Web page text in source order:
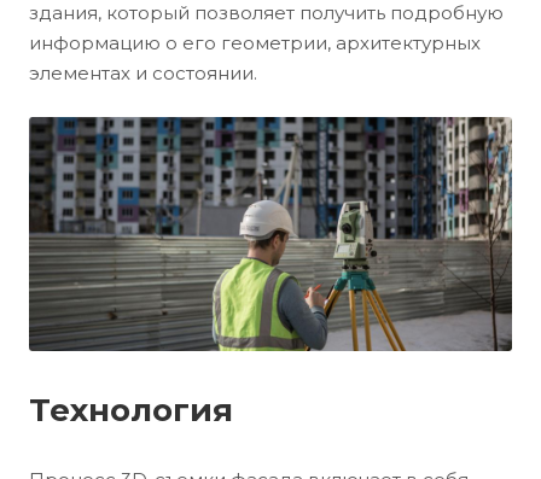
здания, который позволяет получить подробную
информацию о его геометрии, архитектурных
элементах и состоянии.
Технология